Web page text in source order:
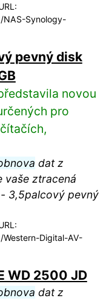
Synology-
pevný disk
novou
pro
dat z
vaše ztracená
3,5palcový pevný
Digital-AV-
WD 2500 JD
dat z